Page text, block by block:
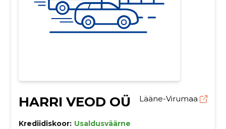
HARRI VEOD OÜ Lääne-Virumaa
Krediidiskoor: Usaldusväärne